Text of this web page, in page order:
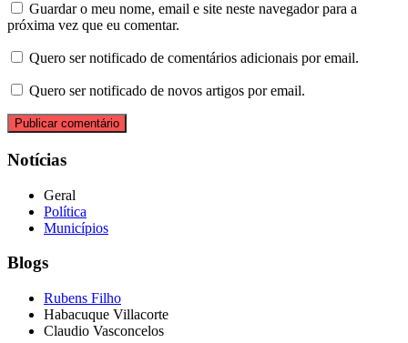
Guardar o meu nome, email e site neste navegador para a
próxima vez que eu comentar.
Quero ser notificado de comentários adicionais por email.
Quero ser notificado de novos artigos por email.
Notícias
Geral
Política
Municípios
Blogs
Rubens Filho
Habacuque Villacorte
Claudio Vasconcelos